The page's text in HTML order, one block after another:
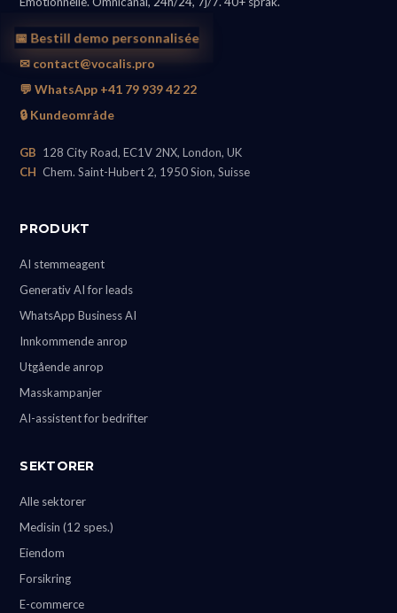
📅 Bestill demo personnalisée
✉ contact@vocalis.pro
💬 WhatsApp +41 79 939 42 22
🔒 Kundeområde
GB 128 City Road, EC1V 2NX, London, UK
CH Chem. Saint-Hubert 2, 1950 Sion, Suisse
PRODUKT
AI stemmeagent
Generativ AI for leads
WhatsApp Business AI
Innkommende anrop
Utgående anrop
Masskampanjer
AI-assistent for bedrifter
SEKTORER
Alle sektorer
Medisin (12 spes.)
Eiendom
Forsikring
E-commerce